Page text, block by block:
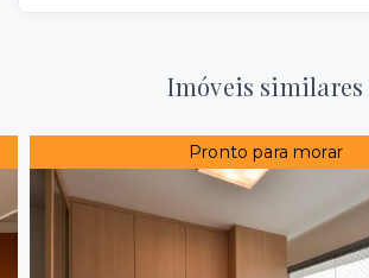
Imóveis similares
Pronto para morar